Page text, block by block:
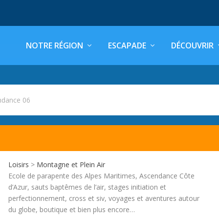
NOTRE RÉGION ESCAPADE DÉCOUVRIR
06
Loisirs > Montagne et Plein Air
Ecole de parapente des Alpes Maritimes, Ascendance Côte
d’Azur, sauts baptêmes de l’air, stages initiation et
perfectionnement, cross et siv, voyages et aventures autour
du globe, boutique et bien plus encore…